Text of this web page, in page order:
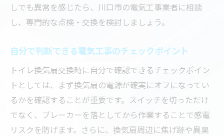
しでも異常を感じたら、川口市の電気工事業者に相談
し、専門的な点検・交換を検討しましょう。
自分で判断できる電気工事のチェックポイント
トイレ換気扇交換時に自分で確認できるチェックポイン
トとしては、まず換気扇の電源が確実にオフになってい
るかを確認することが重要です。スイッチを切っただけ
でなく、ブレーカーを落としてから作業することで感電
リスクを防げます。さらに、換気扇周辺に焦げ跡や異臭